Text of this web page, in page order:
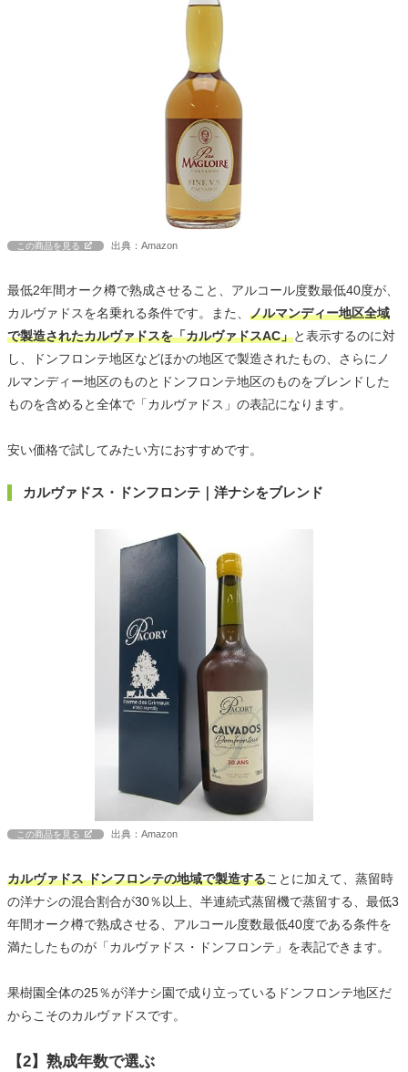
この商品を見る 出典：Amazon
最低2年間オーク樽で熟成させること、アルコール度数最低40度が、
カルヴァドスを名乗れる条件です。また、 ノルマンディー地区全域
で製造されたカルヴァドスを「カルヴァドスAC」と表示するのに対
し、ドンフロンテ地区などほかの地区で製造されたもの、さらにノ
ルマンディー地区のものとドンフロンテ地区のものをブレンドした
ものを含めると全体で「カルヴァドス」の表記になります。
安い価格で試してみたい方におすすめです。
カルヴァドス・ドンフロンテ｜洋ナシをブレンド
この商品を見る 出典：Amazon
カルヴァドス ドンフロンテの地域で製造することに加えて、蒸留時
の洋ナシの混合割合が30％以上、半連続式蒸留機で蒸留する、最低3
年間オーク樽で熟成させる、アルコール度数最低40度である条件を
満たしたものが「カルヴァドス・ドンフロンテ」を表記できます。
果樹園全体の25％が洋ナシ園で成り立っているドンフロンテ地区だ
からこそのカルヴァドスです。
【2】熟成年数で選ぶ